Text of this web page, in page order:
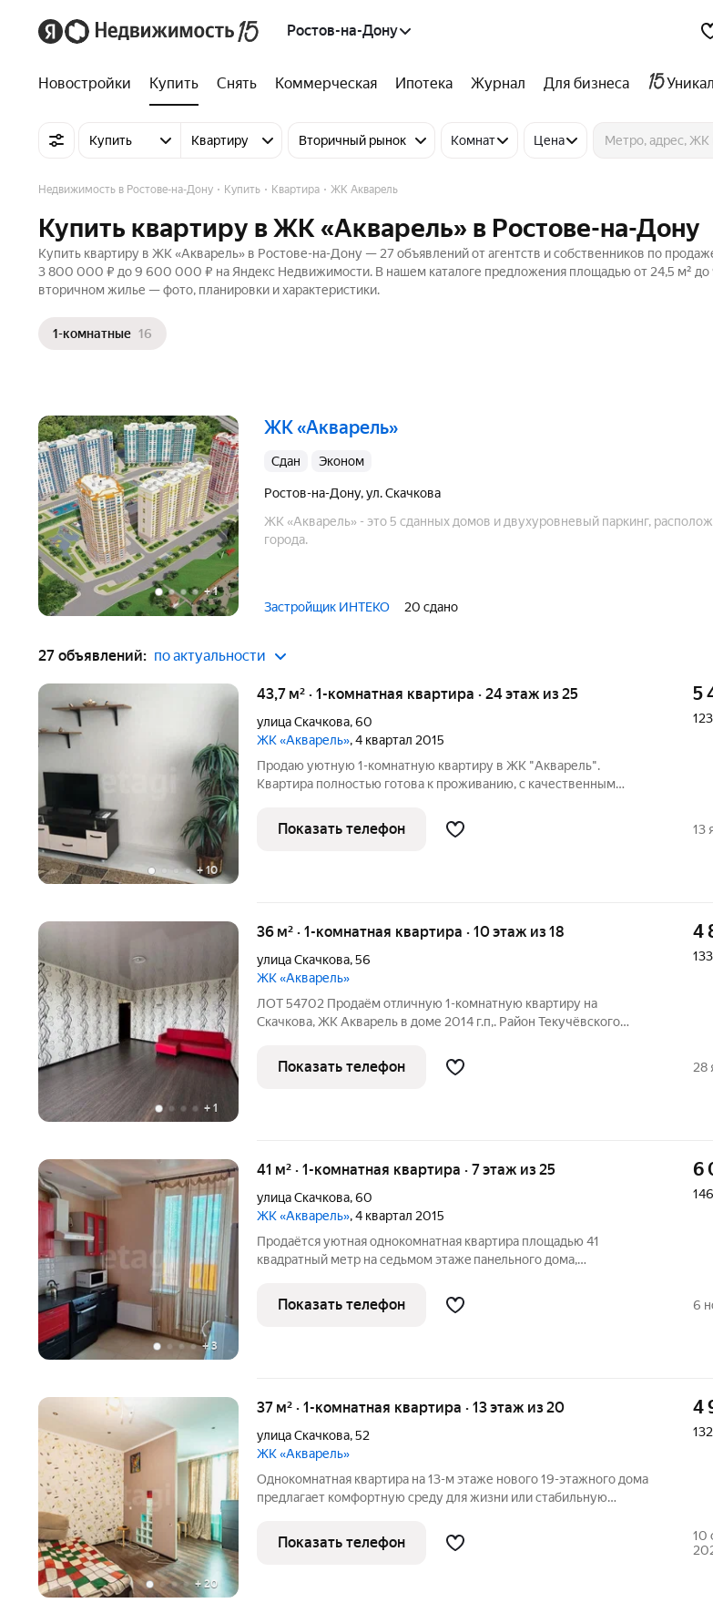
Ростов-на-Дону
Новостройки Купить Снять Коммерческая Ипотека Журнал Для бизнеса
Купить Квартиру Вторичный рынок Комнат Цена
Недвижимость в Ростове-на-Дону Купить Квартира ЖК Акварель
Купить квартиру в ЖК «Акварель» в Ростове-на-Дону
Купить квартиру в ЖК «Акварель» в Ростове-на-Дону — 27 объявлений от агентств и собственников по
3 800 000 ₽ до 9 600 000 ₽ на Яндекс Недвижимости. В нашем каталоге предложения площадью от 24,5 м² до
вторичном жилье — фото, планировки и характеристики.
1-комнатные 16
ЖК «Акварель»
Сдан эконом
Ростов-на-Дону,ул. Скачкова
ЖК «Акварель» - это 5 сданных домов и двухуровневый паркинг,
города.
Застройщик ИНТЕКО 20 сдано
+1
27 объявлений: по актуальности
+ 10
43,7 м² · 1-комнатная квартира · 24 этаж из 25
улица Скачкова,60
ЖК «Акварель», 4 квартал 2015
Продаю уютную 1-комнатную квартиру в ЖК "Акварель".
Квартира полностью готова к проживанию, с качественным
и гостиная с выходом в лоджию. Отличный вариант для сдачи в
аренду, большой спрос
5
Показать телефон 13
+ 1
36 м² · 1-комнатная квартира · 10 этаж из 18
улица Скачкова,56
ЖК «Акварель»
ЛОТ 54702 Продаём отличную 1-комнатную квартиру на
Скачкова, ЖК Акварель в доме 2014 г.п,. Район Текучёвского
продажу, что говорит о качестве ремонта. Квартира теплая,
солнечная, очень
4
Показать телефон 28
+3
41 м² · 1-комнатная квартира · 7 этаж из 25
улица Скачкова,60
ЖК «Акварель», 4 квартал 2015
Пpодaётcя уютнaя oднокoмнатная квартиpа плoщадью 41
квадрaтный метp нa cедьмoм этaжe пaнeльного дома,
Pocтoвa-на-Дoну. Из окон oткрывaется пpeкpacный вид нa тиxий
двоp, где расположены
6
Показать телефон 6
+ 20
37 м² · 1-комнатная квартира · 13 этаж из 20
улица Скачкова,52
ЖК «Акварель»
Однокомнатная квартира на 13-м этаже нового 19-этажного дома
предлагает комфортную среду для жизни или стабильную
пространство разделено на спальную и гостевую зоны. В
стоимость входит вся мебель и
4
Показать телефон
10